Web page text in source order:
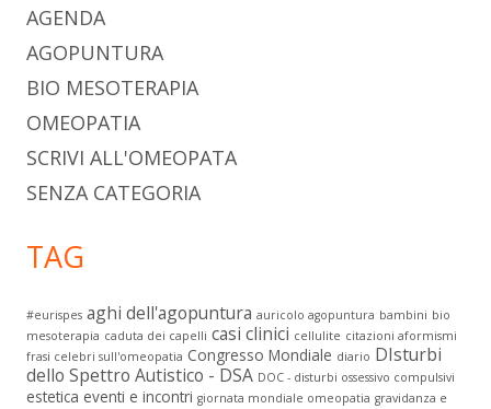
AGENDA
AGOPUNTURA
BIO MESOTERAPIA
OMEOPATIA
SCRIVI ALL'OMEOPATA
SENZA CATEGORIA
TAG
#eurispes aghi dell'agopuntura auricolo agopuntura bambini bio
mesoterapia caduta dei capelli casi clinici cellulite citazioni aformismi
frasi celebri sull'omeopatia Congresso Mondiale diario DIsturbi
dello Spettro Autistico - DSA DOC - disturbi ossessivo compulsivi
estetica eventi e incontri giornata mondiale omeopatia gravidanza e